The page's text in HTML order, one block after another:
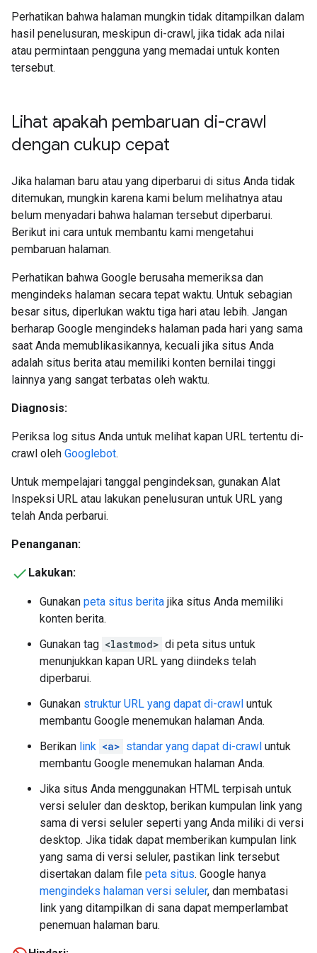
Perhatikan bahwa halaman mungkin tidak ditampilkan dalam
hasil penelusuran, meskipun di-crawl, jika tidak ada nilai
atau permintaan pengguna yang memadai untuk konten
tersebut.
Lihat apakah pembaruan di-crawl
dengan cukup cepat
Jika halaman baru atau yang diperbarui di situs Anda tidak
ditemukan, mungkin karena kami belum melihatnya atau
belum menyadari bahwa halaman tersebut diperbarui.
Berikut ini cara untuk membantu kami mengetahui
pembaruan halaman.
Perhatikan bahwa Google berusaha memeriksa dan
mengindeks halaman secara tepat waktu. Untuk sebagian
besar situs, diperlukan waktu tiga hari atau lebih. Jangan
berharap Google mengindeks halaman pada hari yang sama
saat Anda memublikasikannya, kecuali jika situs Anda
adalah situs berita atau memiliki konten bernilai tinggi
lainnya yang sangat terbatas oleh waktu.
Diagnosis:
Periksa log situs Anda untuk melihat kapan URL tertentu di-
crawl oleh Googlebot.
Untuk mempelajari tanggal pengindeksan, gunakan Alat
Inspeksi URL atau lakukan penelusuran untuk URL yang
telah Anda perbarui.
Penanganan:
Lakukan:
Gunakan peta situs berita jika situs Anda memiliki
konten berita.
Gunakan tag <lastmod> di peta situs untuk
menunjukkan kapan URL yang diindeks telah
diperbarui.
Gunakan struktur URL yang dapat di-crawl untuk
membantu Google menemukan halaman Anda.
Berikan link <a> standar yang dapat di-crawl untuk
membantu Google menemukan halaman Anda.
Jika situs Anda menggunakan HTML terpisah untuk
versi seluler dan desktop, berikan kumpulan link yang
sama di versi seluler seperti yang Anda miliki di versi
desktop. Jika tidak dapat memberikan kumpulan link
yang sama di versi seluler, pastikan link tersebut
disertakan dalam file peta situs. Google hanya
mengindeks halaman versi seluler, dan membatasi
link yang ditampilkan di sana dapat memperlambat
penemuan halaman baru.